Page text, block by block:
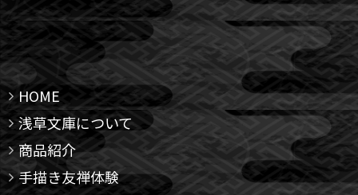
HOME
浅草文庫について
商品紹介
手描き友禅体験